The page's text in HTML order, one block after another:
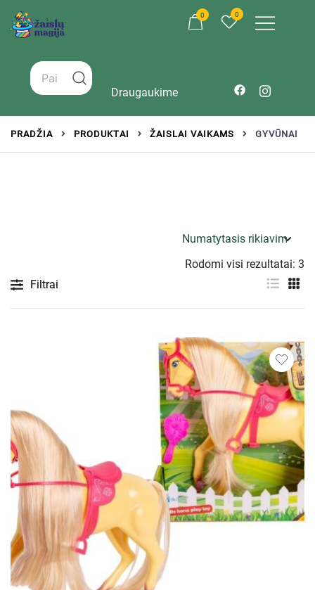
0 0
Draugaukime
PRADŽIA PRODUKTAI ŽAISLAI VAIKAMS GYVŪNAI
Filtrai
Rodomi visi rezultatai: 3